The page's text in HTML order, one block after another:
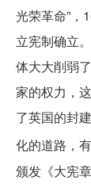
光荣革命”，
立宪制确立
体大大削弱
家的权力，
了英国的封
化的道路，
颁发《大宪